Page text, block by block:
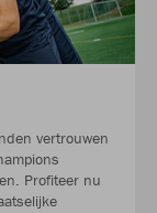
vertrouwen
Profiteer nu